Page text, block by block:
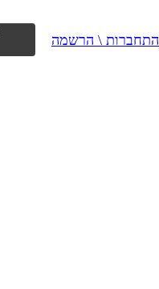
התחברות \ הרשמה